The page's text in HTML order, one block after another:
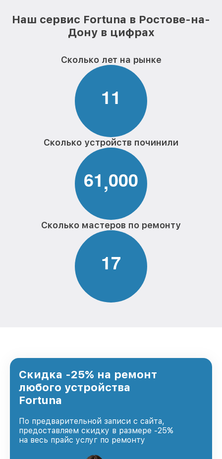
Наш сервис Fortuna в Ростове-на-
Дону в цифрах
Сколько лет на рынке
11
Сколько устройств починили
61,000
Сколько мастеров по ремонту
17
Скидка -25% на ремонт
любого устройства
Fortuna
По предварительной записи с сайта,
предоставляем скидку в размере -25%
на весь прайс услуг по ремонту